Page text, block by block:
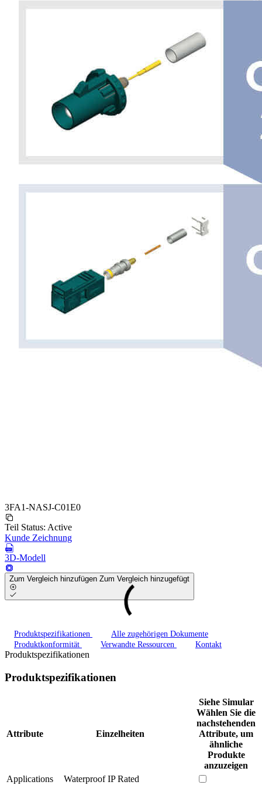
3FA1-NASJ-C01E0
Teil Status: Active
Kunde Zeichnung
3D-Modell
Zum Vergleich hinzufügen Zum Vergleich hinzugefügt
Produktspezifikationen
Alle zugehörigen Dokumente
Produktkonformität
Verwandte Ressourcen Kontakt
Produktspezifikationen
Produktspezifikationen
Attribute Einzelheiten
Siehe Simular
Wählen Sie die
nachstehenden
Attribute, um
ähnliche
Produkte
anzuzeigen
Applications
Waterproof IP Rated